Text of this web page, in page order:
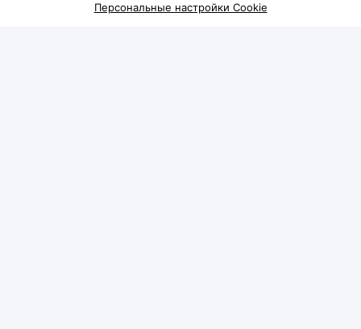
Персональные настройки Cookie